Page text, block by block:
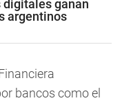
digitales ganan
argentinos
bancos como el